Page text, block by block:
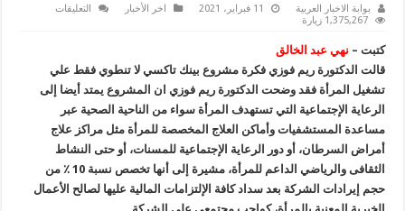
بوابة الاخبار العربية 11 فبراير، 2021 اخر الأخبار التعليقات
امتداد
مشروع
بينك
الاجتماعية
1,375,267 زيارة
كتبت – نهي عبد الخالق
قالت الدكتورة ريم فوزي فكرة مشروع بينك تاكسي لا تنطوي فقط علي
تشغيل المرأة فقد وضحت الدكتورة ريم فوزي ان المشروع يمتد أيضا إلى
الرعاية الإجتماعية التي تستهدف المرأة سواء من الناحية الصحية عبر
مساعدة المستشفيات وأماكن العلاج المخصصة للمرأة مثل مراكز علاج
أمراض السرطان، أو دور الرعاية الإجتماعية للمسنات، أو حتى النشاط
الثقافى والرياضي الداعم للمرأة، مشيرة إلى أنها تخصص نسبة 10 ٪ من
حجم إيرادات الشركة بعد سداد كافة الإلتزامات المالية عليها لصالح الأعمال